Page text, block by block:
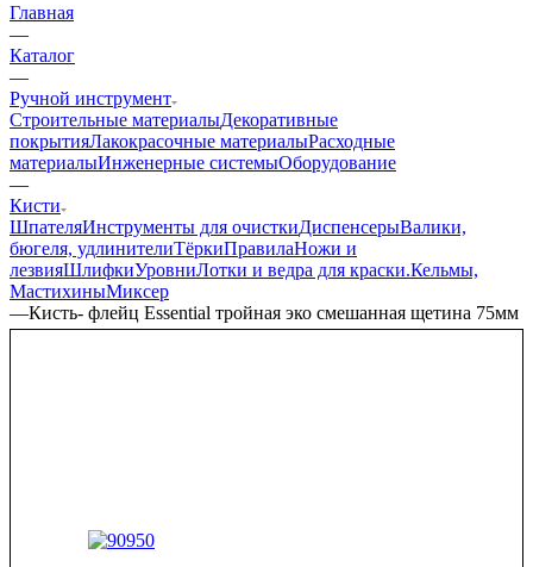
Главная
—
Каталог
—
Ручной инструмент
Строительные материалыДекоративные
покрытияЛакокрасочные материалыРасходные
материалыИнженерные системыОборудование
—
Кисти
ШпателяИнструменты для очисткиДиспенсерыВалики,
бюгеля, удлинителиТёркиПравилаНожи и
лезвияШлифкиУровниЛотки и ведра для краски.Кельмы,
МастихиныМиксер
—Кисть- флейц Essential тройная эко смешанная щетина 75мм